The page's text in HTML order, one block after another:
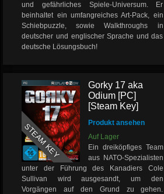
und gefährliches Spiele-Universum. Er
beinhaltet ein umfangreiches Art-Pack, ein
Schiebpuzzle, sowie Walkthroughs in
deutscher und englischer Sprache und das
deutsche Lösungsbuch!
STEAM KEY
Gorky 17 aka
Odium [PC]
[Steam Key]
Produkt ansehen
Auf Lager
Ein dreiköpfiges Team
aus NATO-Spezialisten
unter der Führung des Kanadiers Cole
Sullivan wird ausgesandt, um den
Vorgängen auf den Grund zu gehen.